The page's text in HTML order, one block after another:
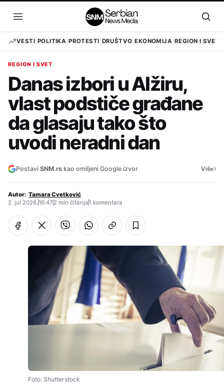
sadržaj
Otvori
meni
VESTI POLITIKA PROTESTI DRUŠTVO EKONOMIJA REGION I SVET
REGION I SVET
Danas izbori u Alžiru,
vlast podstiče građane
da glasaju tako što
uvodi neradni dan
Postavi SNM.rs kao omiljeni Google izvor Više›
Autor: Tamara Cvetković
2. jul 2026.16:47 2 min čitanja1 komentara
Foto: Shutterstock